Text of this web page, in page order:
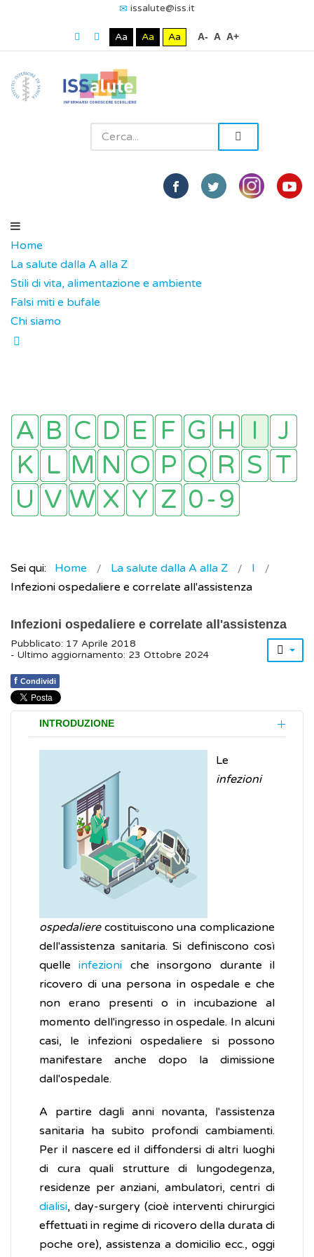
issalute@iss.it
Aa Aa Aa A- A A+
Home
La salute dalla A alla Z
Stili di vita, alimentazione e ambiente
Falsi miti e bufale
Chi siamo
Sei qui: Home La salute dalla A alla Z
I
Infezioni ospedaliere e correlate all'assistenza
Infezioni ospedaliere e correlate all'assistenza
Pubblicato: 17 Aprile 2018
- Ultimo aggiornamento: 23 Ottobre 2024
f Condividi
INTRODUZIONE
Le
infezioni
ospedalierecostituiscono una complicazione
dell'assistenza sanitaria. Si definiscono così
quelleinfezioni che insorgono durante il
ricovero di una persona in ospedale e che
non erano presenti o in incubazione al
momento dell'ingresso in ospedale. In alcuni
casi, le infezioni ospedaliere si possono
manifestare anche dopo la dimissione
dall'ospedale.
A partire dagli anni novanta, l'assistenza
sanitaria ha subito profondi cambiamenti.
Per il nascere ed il diffondersi di altri luoghi
di cura quali strutture di lungodegenza,
residenze per anziani, ambulatori, centri di
dialisi, day-surgery (cioè interventi chirurgici
effettuati in regime di ricovero della durata di
poche ore), assistenza a domicilio ecc., oggi